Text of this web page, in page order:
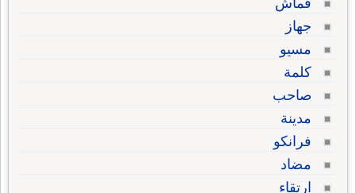
قماش
جهاز
مسيو
كلمة
صاحب
مدينة
فرانكو
مضاد
ارتقاء